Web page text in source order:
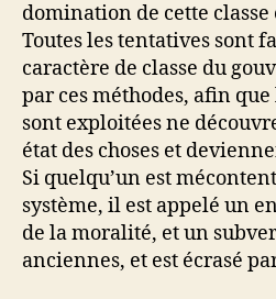
domination de cette
Toutes les tentatives sont
caractère de classe du
par ces méthodes, afin
sont exploitées ne
état des choses et
Si quelqu’un est
système, il est appelé un
de la moralité, et un
anciennes, et est écrasé